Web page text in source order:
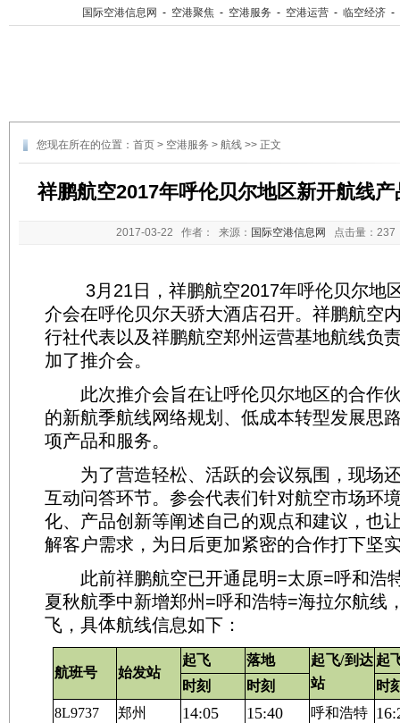
国际空港信息网 - 空港聚焦 - 空港服务 - 空港运营 - 临空经济 -
您现在所在的位置： 首页 > 空港服务 > 航线 >> 正文
祥鹏航空2017年呼伦贝尔地区新开航线
2017-03-22 作者： 来源： 国际空港信息网 点击量：
3月21日，祥鹏航空2017年呼伦贝尔地
介会在呼伦贝尔天骄大酒店召开。祥鹏航空
行社代表以及祥鹏航空郑州运营基地航线负
加了推介会。
此次推介会旨在让呼伦贝尔地区的合作
的新航季航线网络规划、低成本转型发展思
项产品和服务。
为了营造轻松、活跃的会议氛围，现场
互动问答环节。参会代表们针对航空市场环
化、产品创新等阐述自己的观点和建议，也
解客户需求，为日后更加紧密的合作打下坚
此前祥鹏航空已开通昆明=太原=呼和浩
夏秋航季中新增郑州=呼和浩特=海拉尔航线
飞，具体航线信息如下：
航班号 始发站
起飞 落地
起飞/到达
站
起
时刻
时刻
时
8L9737
郑州 14:05 15:40 呼和浩特